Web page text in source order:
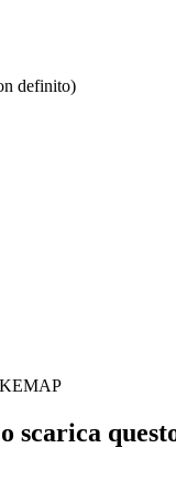
definito)
scarica